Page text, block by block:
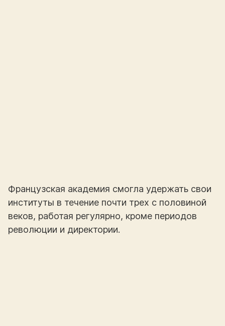
Французская академия смогла удержать свои
институты в течение почти трех с половиной
веков, работая регулярно, кроме периодов
революции и директории.